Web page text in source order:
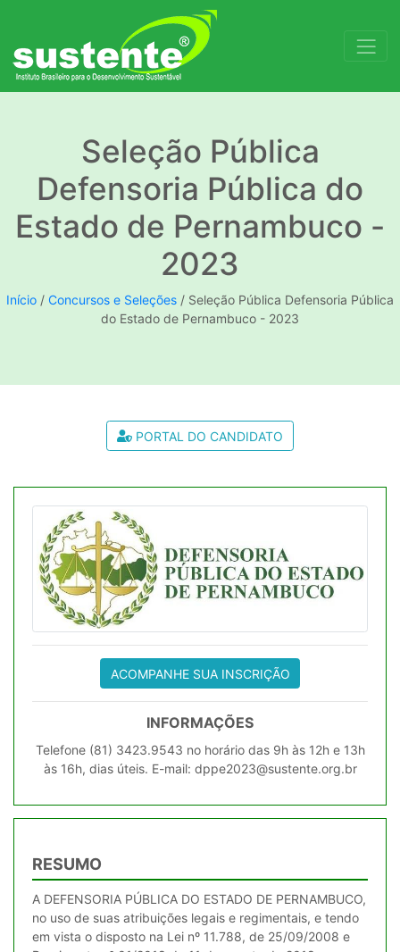
Seleção Pública
Defensoria Pública do
Estado de Pernambuco -
2023
Início / Concursos e Seleções / Seleção Pública Defensoria Pública
do Estado de Pernambuco - 2023
PORTAL DO CANDIDATO
ACOMPANHE SUA INSCRIÇÃO
INFORMAÇÕES
Telefone (81) 3423.9543 no horário das 9h às 12h e 13h
às 16h, dias úteis. E-mail: dppe2023@sustente.org.br
RESUMO
A DEFENSORIA PÚBLICA DO ESTADO DE PERNAMBUCO,
no uso de suas atribuições legais e regimentais, e tendo
em vista o disposto na Lei nº 11.788, de 25/09/2008 e